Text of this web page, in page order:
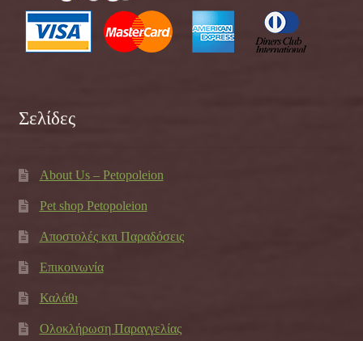
Σελίδες
About Us – Petopoleion
Pet shop Petopoleion
Αποστολές και Παραδόσεις
Επικοινωνία
Καλάθι
Ολοκλήρωση Παραγγελίας